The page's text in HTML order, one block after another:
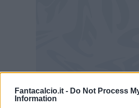
Fantacalcio.it - Do Not Process
Information